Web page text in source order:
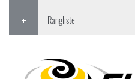
Rangliste